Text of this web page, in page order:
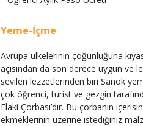
Yeme-İçme
Avrupa ülkelerinin çoğunluğuna
açısından da son derece uygun ve
sevilen lezzetlerinden biri Sanok
çok öğrenci, turist ve gezgin
Flaki Çorbası’dır. Bu çorbanın
ekmeklerinin üzerine istediğiniz